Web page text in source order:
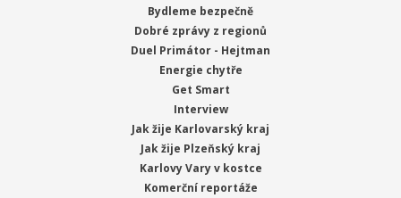
Bydleme bezpečně
Dobré zprávy z regionů
Duel Primátor - Hejtman
Energie chytře
Get Smart
Interview
Jak žije Karlovarský kraj
Jak žije Plzeňský kraj
Karlovy Vary v kostce
Komerční reportáže